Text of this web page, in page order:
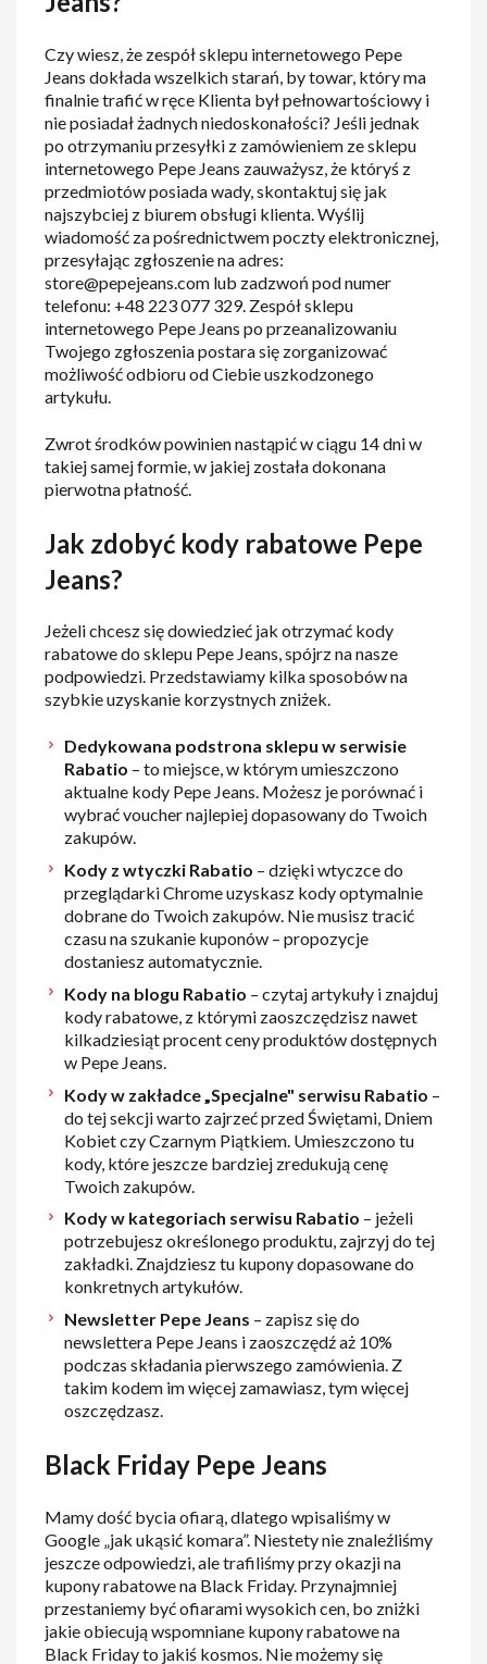
Czy wiesz, że zespół sklepu internetowego Pepe
Jeans dokłada wszelkich starań, by towar, który ma
finalnie trafić w ręce Klienta był pełnowartościowy i
nie posiadał żadnych niedoskonałości? Jeśli jednak
po otrzymaniu przesyłki z zamówieniem ze sklepu
internetowego Pepe Jeans zauważysz, że któryś z
przedmiotów posiada wady, skontaktuj się jak
najszybciej z biurem obsługi klienta. Wyślij
wiadomość za pośrednictwem poczty elektronicznej,
przesyłając zgłoszenie na adres:
store@pepejeans.com lub zadzwoń pod numer
telefonu: +48 223 077 329. Zespół sklepu
internetowego Pepe Jeans po przeanalizowaniu
Twojego zgłoszenia postara się zorganizować
możliwość odbioru od Ciebie uszkodzonego
artykułu.
Zwrot środków powinien nastąpić w ciągu 14 dni w
takiej samej formie, w jakiej została dokonana
pierwotna płatność.
Jak zdobyć kody rabatowe Pepe
Jeans?
Jeżeli chcesz się dowiedzieć jak otrzymać kody
rabatowe do sklepu Pepe Jeans, spójrz na nasze
podpowiedzi. Przedstawiamy kilka sposobów na
szybkie uzyskanie korzystnych zniżek.
Dedykowana podstrona sklepu w serwisie
Rabatio – to miejsce, w którym umieszczono
aktualne kody Pepe Jeans. Możesz je porównać i
wybrać voucher najlepiej dopasowany do Twoich
zakupów.
Kody z wtyczki Rabatio – dzięki wtyczce do
przeglądarki Chrome uzyskasz kody optymalnie
dobrane do Twoich zakupów. Nie musisz tracić
czasu na szukanie kuponów – propozycje
dostaniesz automatycznie.
Kody na blogu Rabatio – czytaj artykuły i znajduj
kody rabatowe, z którymi zaoszczędzisz nawet
kilkadziesiąt procent ceny produktów dostępnych
w Pepe Jeans.
Kody w zakładce „Specjalne" serwisu Rabatio –
do tej sekcji warto zajrzeć przed Świętami, Dniem
Kobiet czy Czarnym Piątkiem. Umieszczono tu
kody, które jeszcze bardziej zredukują cenę
Twoich zakupów.
Kody w kategoriach serwisu Rabatio – jeżeli
potrzebujesz określonego produktu, zajrzyj do tej
zakładki. Znajdziesz tu kupony dopasowane do
konkretnych artykułów.
Newsletter Pepe Jeans – zapisz się do
newslettera Pepe Jeans i zaoszczędź aż 10%
podczas składania pierwszego zamówienia. Z
takim kodem im więcej zamawiasz, tym więcej
oszczędzasz.
Black Friday Pepe Jeans
Mamy dość bycia ofiarą, dlatego wpisaliśmy w
Google „jak ukąsić komara”. Niestety nie znaleźliśmy
jeszcze odpowiedzi, ale trafiliśmy przy okazji na
kupony rabatowe na Black Friday. Przynajmniej
przestaniemy być ofiarami wysokich cen, bo zniżki
jakie obiecują wspomniane kupony rabatowe na
Black Friday to jakiś kosmos. Nie możemy się